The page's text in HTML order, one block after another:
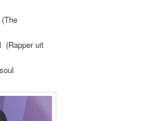
(Rapper uit